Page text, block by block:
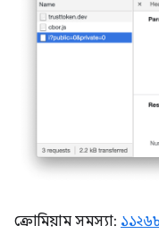
ক্রোমিয়াম সমস্যা: